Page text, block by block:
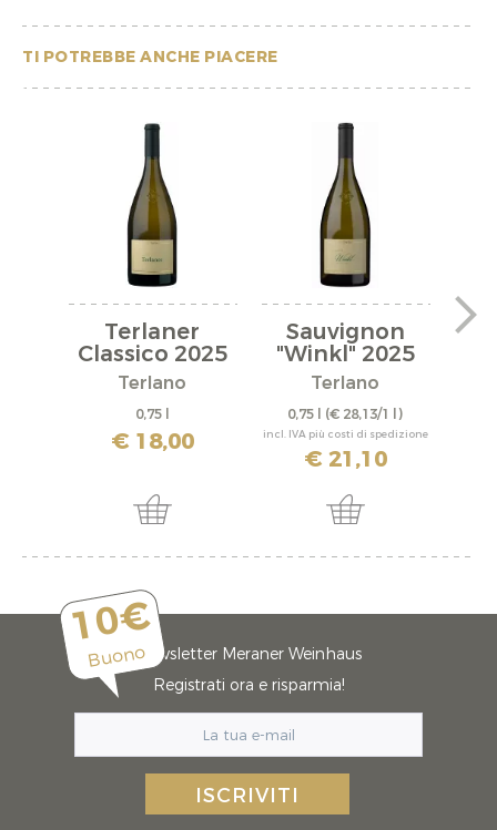
TI POTREBBE ANCHE PIACERE
Terlaner
Classico 2025
Terlano
0,75 l
€ 18,00
Sauvignon
"Winkl" 2025
Terlano
0,75 l (€ 28,13/1 l)
incl. IVA più costi di spedizione
€ 21,10
10€
BuonoNewsletter Meraner Weinhaus
Registrati ora e risparmia!
ISCRIVITI